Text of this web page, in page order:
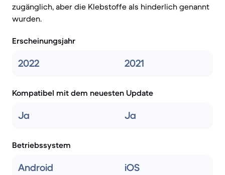
zugänglich, aber die Klebstoffe als hinderlich genannt
wurden.
Erscheinungsjahr
2022 2021
Kompatibel mit dem neuesten Update
Ja Ja
Betriebssystem
Android iOS